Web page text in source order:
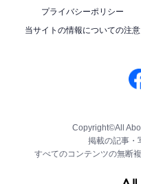
プライバシーポリシー
当サイトの情報についての注意
Copyright©All
掲載の記事・
すべてのコンテンツの無断